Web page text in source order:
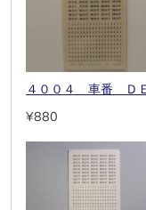
４００４ 車番 Ｄ
¥880